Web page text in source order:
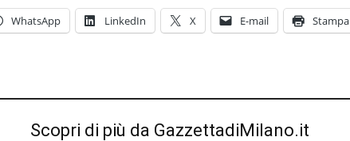
WhatsApp LinkedIn X E-mail Stampa
Scopri di più da GazzettadiMilano.it